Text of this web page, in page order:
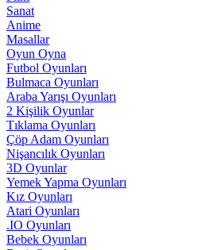
Sanat
Anime
Masallar
Oyun Oyna
Futbol Oyunları
Bulmaca Oyunları
Araba Yarışı Oyunları
2 Kişilik Oyunlar
Tıklama Oyunları
Çöp Adam Oyunları
Nişancılık Oyunları
3D Oyunlar
Yemek Yapma Oyunları
Kız Oyunları
Atari Oyunları
.IO Oyunları
Bebek Oyunları